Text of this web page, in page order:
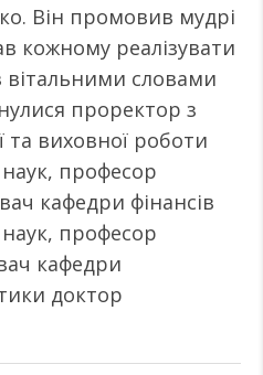
Він промовив мудрі
кожному реалізувати
вітальними словами
проректор з
та виховної роботи
професор
кафедри фінансів
професор
кафедри
доктор